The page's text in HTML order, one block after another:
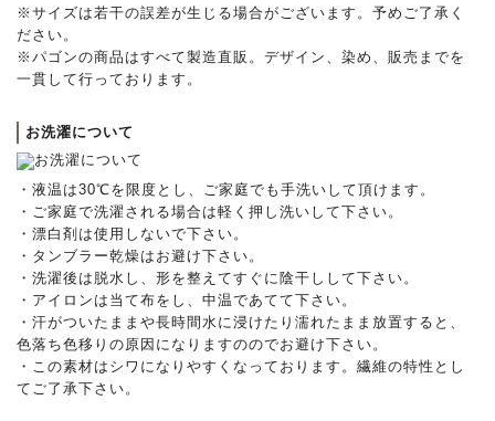
※サイズは若干の誤差が生じる場合がございます。予めご了承く
ださい。
※パゴンの商品はすべて製造直販。デザイン、染め、販売までを
一貫して行っております。
お洗濯について
・液温は30℃を限度とし、ご家庭でも手洗いして頂けます。
・ご家庭で洗濯される場合は軽く押し洗いして下さい。
・漂白剤は使用しないで下さい。
・タンブラー乾燥はお避け下さい。
・洗濯後は脱水し、形を整えてすぐに陰干しして下さい。
・アイロンは当て布をし、中温であてて下さい。
・汗がついたままや長時間水に浸けたり濡れたまま放置すると、
色落ち色移りの原因になりますののでお避け下さい。
・この素材はシワになりやすくなっております。繊維の特性とし
てご了承下さい。